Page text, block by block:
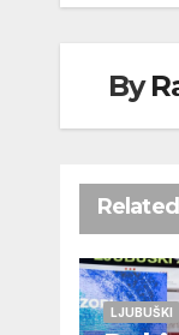
By
LJUBUŠKI